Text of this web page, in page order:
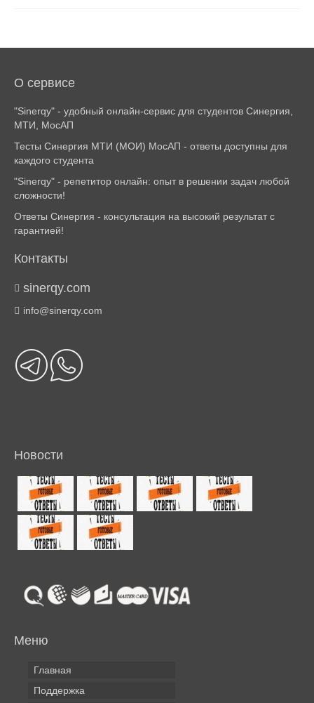
О сервисе
"Sinerqy" - удобный онлайн-сервис для студентов Синергия,
МТИ, МосАП
Тесты Синергия МТИ (МОИ) МосАП - ответы доступны для
каждого студента
"Sinerqy" - репетитор онлайн: опыт в решении задач любой
сложности!
Ответы Синергия - консультация на высокий результат с
гарантией!
Контакты
sinerqy.com
info@sinerqy.com
Новости
Меню
Главная
Поддержка